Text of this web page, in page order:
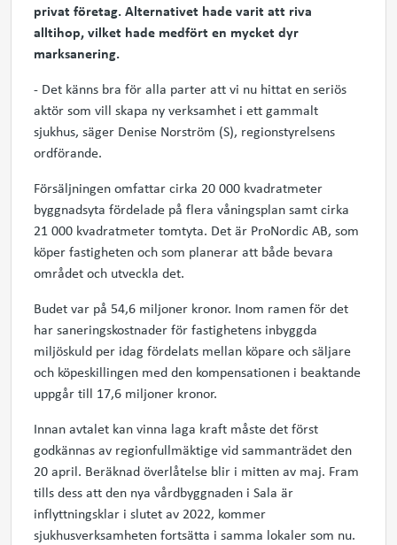
privat företag. Alternativet hade varit att riva
alltihop, vilket hade medfört en mycket dyr
marksanering.
- Det känns bra för alla parter att vi nu hittat en seriös
aktör som vill skapa ny verksamhet i ett gammalt
sjukhus, säger Denise Norström (S), regionstyrelsens
ordförande.
Försäljningen omfattar cirka 20 000 kvadratmeter
byggnadsyta fördelade på flera våningsplan samt cirka
21 000 kvadratmeter tomtyta. Det är ProNordic AB, som
köper fastigheten och som planerar att både bevara
området och utveckla det.
Budet var på 54,6 miljoner kronor. Inom ramen för det
har saneringskostnader för fastighetens inbyggda
miljöskuld per idag fördelats mellan köpare och säljare
och köpeskillingen med den kompensationen i beaktande
uppgår till 17,6 miljoner kronor.
Innan avtalet kan vinna laga kraft måste det först
godkännas av regionfullmäktige vid sammanträdet den
20 april. Beräknad överlåtelse blir i mitten av maj. Fram
tills dess att den nya vårdbyggnaden i Sala är
inflyttningsklar i slutet av 2022, kommer
sjukhusverksamheten fortsätta i samma lokaler som nu.